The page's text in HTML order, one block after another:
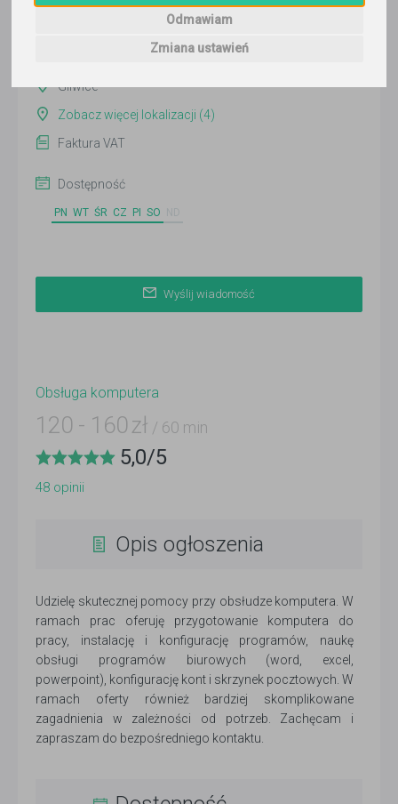
Odmawiam
Zmiana ustawień
Gliwice
Zobacz więcej lokalizacji (4)
Faktura VAT
Dostępność
PN WT ŚR CZ PI SO
Wyślij wiadomość
Obsługa komputera
120 - 160 zł / 60 min
5,0/5
48 opinii
Opis ogłoszenia
Udzielę skutecznej pomocy przy obsłudze komputera. W
ramach prac oferuję przygotowanie komputera do
pracy, instalację i konfigurację programów, naukę
obsługi programów biurowych (word, excel,
powerpoint), konfigurację kont i skrzynek pocztowych. W
ramach oferty również bardziej skomplikowane
zagadnienia w zależności od potrzeb. Zachęcam i
zapraszam do bezpośredniego kontaktu.